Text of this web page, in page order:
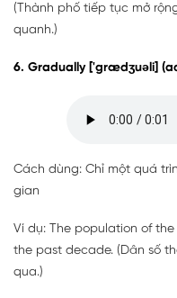
(Thành phố tiếp tục mở
quanh.)
6. Gradually ['grædʒuəli]
Cách dùng: Chỉ một quá
gian
Ví dụ: The population of
the past decade. (Dân số
qua.)